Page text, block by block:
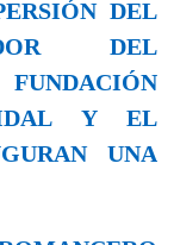
DEL
DEL
Y EL
UNA